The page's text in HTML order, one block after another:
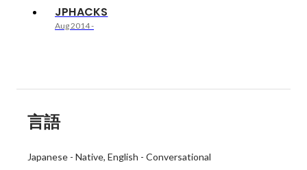
JPHACKS
Aug 2014-
言語
Japanese - Native English - Conversational